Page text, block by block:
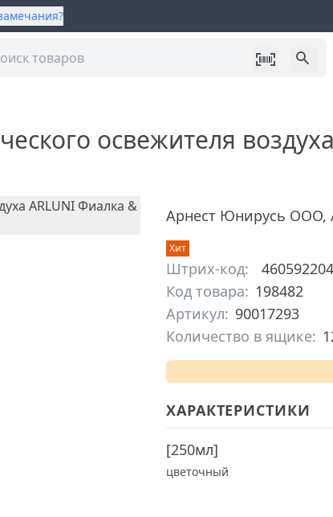
освежителя
Арнест Юнирусь ООО,
Хит
Штрих-код:
Код товара: 198482
Артикул: 90017293
Количество в ящике:
ХАРАКТЕРИСТИКИ
[250мл]
цветочный